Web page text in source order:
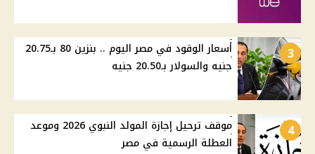
3
أسعار الوقود في مصر اليوم .. بنزين 80 بـ20.75
جنيه والسولار بـ20.50 جنيه
4
موقف ترحيل إجازة المولد النبوي 2026 وموعد
العطلة الرسمية في مصر